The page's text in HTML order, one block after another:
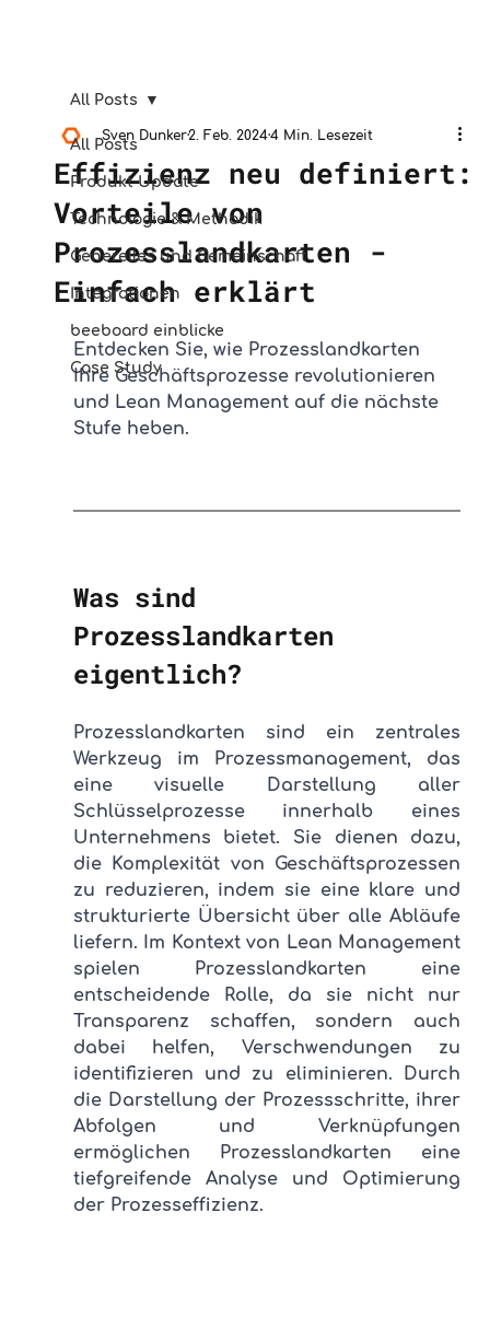
All Posts
Produkt Update
Technologie & Methodik
Generelles und Gemeinschaft
Integrationen
beeboard einblicke
Case Study
All Posts
Effizienz neu definiert:
Vorteile von
Prozesslandkarten -
Einfach erklärt
Sven Dunker2. Feb. 20244 Min. Lesezeit
Entdecken Sie, wie Prozesslandkarten
Ihre Geschäftsprozesse revolutionieren
und Lean Management auf die nächste
Stufe heben.
Was sind
Prozesslandkarten
eigentlich?
Prozesslandkarten sind ein zentrales
Werkzeug im Prozessmanagement, das
eine visuelle Darstellung aller
Schlüsselprozesse innerhalb eines
Unternehmens bietet. Sie dienen dazu,
die Komplexität von Geschäftsprozessen
zu reduzieren, indem sie eine klare und
strukturierte Übersicht über alle Abläufe
liefern. Im Kontext von Lean Management
spielen Prozesslandkarten eine
entscheidende Rolle, da sie nicht nur
Transparenz schaffen, sondern auch
dabei helfen, Verschwendungen zu
identifizieren und zu eliminieren. Durch
die Darstellung der Prozessschritte, ihrer
Abfolgen und Verknüpfungen
ermöglichen Prozesslandkarten eine
tiefgreifende Analyse und Optimierung
der Prozesseffizienz.